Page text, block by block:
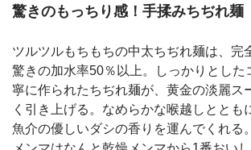
驚きのもっちり感！手揉みちぢれ麺
ツルツルもちもちの中太ちぢれ麺は、完
驚きの加水率50％以上。しっかりとした
寧に作られたちぢれ麺が、黄金の淡麗ス
く引き上げる。なめらかな喉越しととも
魚介の優しいダシの香りを運んでくれる